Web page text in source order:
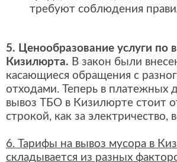
требуют соблюдения
5. Ценообразование услуги по
Кизилюрта. В закон были
касающиеся обращения с
отходами. Теперь в платежных
вывоз ТБО в Кизилюрте стоит
строкой, как за электричество,
6. Тарифы на вывоз мусора в
складывается из разных